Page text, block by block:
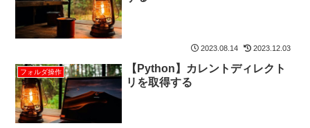
2023.08.14 2023.12.03
フォルダ操作
【Python】カレントディレクト
リを取得する